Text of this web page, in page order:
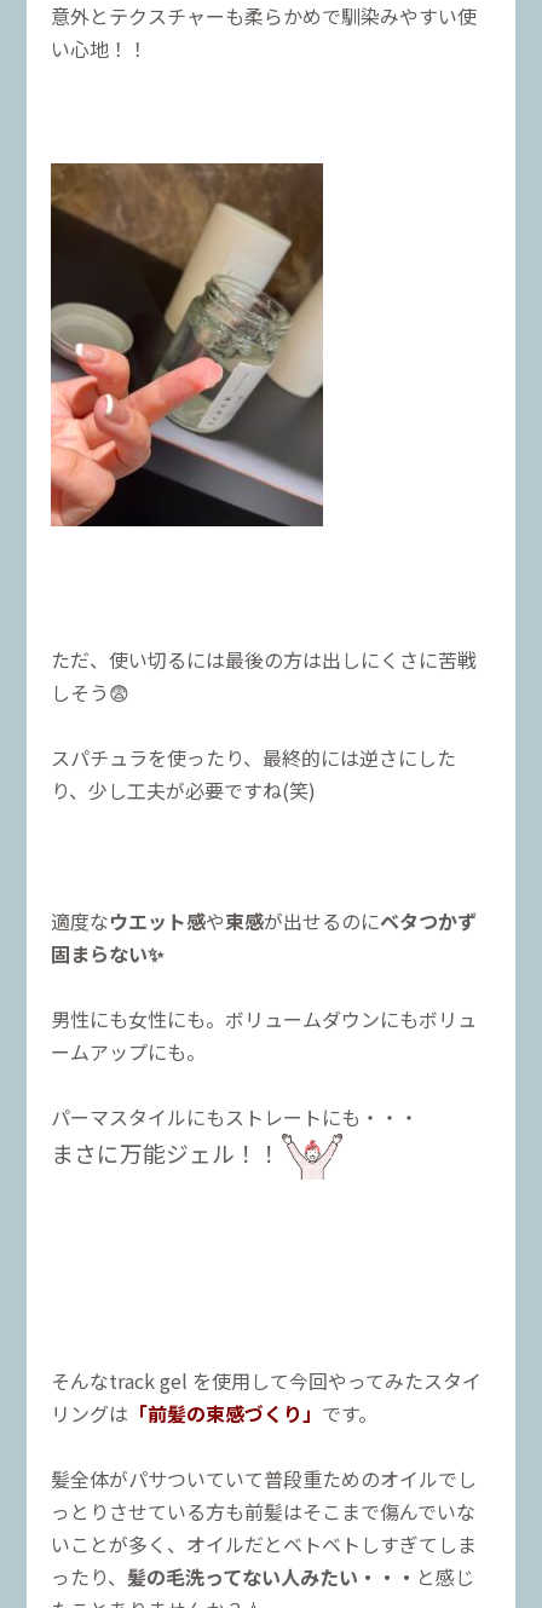
意外とテクスチャーも柔らかめで馴染みやすい使
い心地！！
ただ、使い切るには最後の方は出しにくさに苦戦
しそう😨
スパチュラを使ったり、最終的には逆さにした
り、少し工夫が必要ですね(笑)
適度なウエット感や束感が出せるのにベタつかず
固まらない✨
男性にも女性にも。ボリュームダウンにもボリュ
ームアップにも。
パーマスタイルにもストレートにも・・・
まさに万能ジェル！！
そんなtrack gel を使用して今回やってみたスタイ
リングは 「前髪の束感づくり」 です。
髪全体がパサついていて普段重ためのオイルでし
っとりさせている方も前髪はそこまで傷んでいな
いことが多く、オイルだとベトベトしすぎてしま
ったり、髪の毛洗ってない人みたい・・・ と感じ